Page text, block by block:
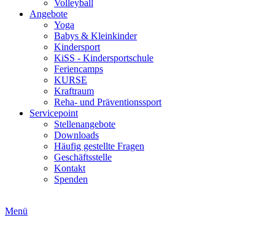
Volleyball
Angebote
Yoga
Babys & Kleinkinder
Kindersport
KiSS - Kindersportschule
Feriencamps
KURSE
Kraftraum
Reha- und Präventionssport
Servicepoint
Stellenangebote
Downloads
Häufig gestellte Fragen
Geschäftsstelle
Kontakt
Spenden
Menü